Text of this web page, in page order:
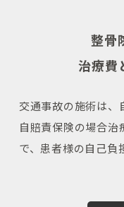
整骨
治療費
交通事故の施術は、
自賠責保険の場合治
で、患者様の自己負